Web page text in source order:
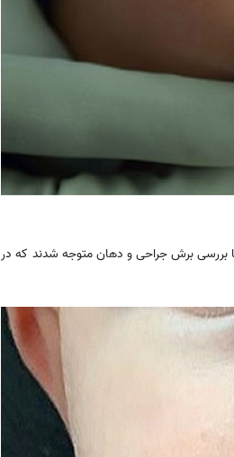
بررسی برش جراحی و دهان متوجه شدند که در